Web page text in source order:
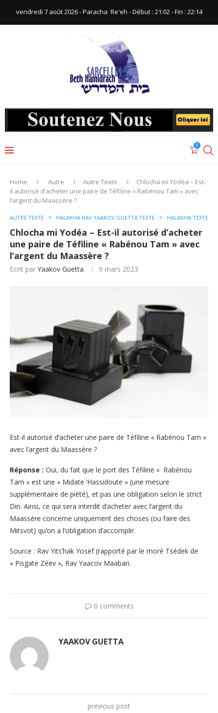
vendredi 7 août 2026 - Paracha ‪ Re'eh‬ - Début : 21:02‬ - Fin : ‪22:14‬
0
Home Autre Autre Texte
Chlocha mi Yodéa – Est-
il autorisé d’acheter une paire de Téfiline « Rabénou Tam » avec
l’argent du Maassère ?
AUTRE TEXTE HALAKHA RAV YAAKOV GUETTA TEXTE HALAKHA TEXTE
Chlocha mi Yodéa – Est-il autorisé d’acheter
une paire de Téfiline « Rabénou Tam » avec
l’argent du Maassère ?
Ecrit par Yaakov Guetta 9 mars 2023
Est-il autorisé d’acheter une paire de Téfiline « Rabénou Tam »
avec l’argent du Maassère ?
Réponse : Oui, du fait que le port des Téfiline « Rabénou
Tam » est une « Midate ‘Hassidoute » (une mesure
supplémentaire de piété), et pas une obligation selon le strict
Din. Ainsi, ce qui sera interdit d’acheter avec l’argent du
Maassère concerne uniquement des choses (ou faire des
Mitsvot) qu’on a l’obligation d’accomplir.
Source : Rav Yits’hak Yosef (rapporté par le moré Tsédek de
« Pisgate Zéev », Rav Yaacov Maabari.
0 comments
YAAKOV GUETTA
previous post